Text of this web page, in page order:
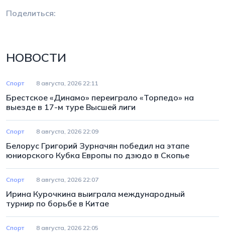
Поделиться:
НОВОСТИ
Спорт 8 августа, 2026 22:11
Брестское «Динамо» переиграло «Торпедо» на
выезде в 17-м туре Высшей лиги
Спорт 8 августа, 2026 22:09
Белорус Григорий Зурначян победил на этапе
юниорского Кубка Европы по дзюдо в Скопье
Спорт 8 августа, 2026 22:07
Ирина Курочкина выиграла международный
турнир по борьбе в Китае
Спорт 8 августа, 2026 22:05